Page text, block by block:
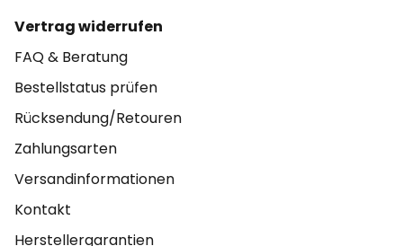
Vertrag widerrufen
FAQ & Beratung
Bestellstatus prüfen
Rücksendung/Retouren
Zahlungsarten
Versandinformationen
Kontakt
Herstellergarantien